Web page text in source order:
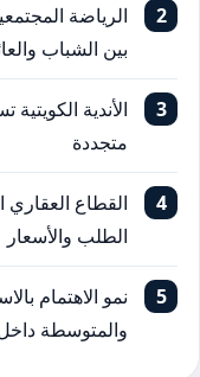
الرياضة
بين الشباب
الأندية
متجددة
القطاع
الطلب والأسعار
نمو الاهتمام
والمتوسطة